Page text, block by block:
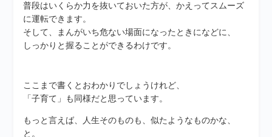
普段はいくらか力を抜いておいた方が、かえってスムーズ
に運転できます。
そして、まんがいち危ない場面になったときになどに、
しっかりと握ることができるわけです。
ここまで書くとおわかりでしょうけれど、
「子育て」も同様だと思っています。
もっと言えば、人生そのものも、似たようなものかな、
と。